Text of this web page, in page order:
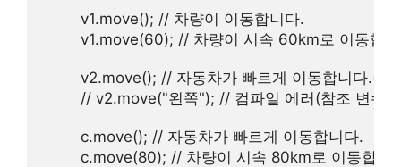
        v1.move(); // 차량이 이동합니다.
v1.move(60); // 차량이 시속 60km로 이동합
v2.move(); // 자동차가 빠르게 이동합니다.(
// v2.move("왼쪽"); // 컴파일 에러(참조 변
        c.move(); // 자동차가 빠르게 이동합니다.
c.move(80); // 차량이 시속 80km로 이동합니